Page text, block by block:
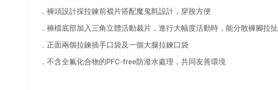
．褲頭設計採拉鍊前襠片搭配魔鬼氈設計，穿脫方便
．褲檔底部加入三角立體活動裁片，進行大幅度活動時，能分散褲腳拉
．正面兩個拉鍊插手口袋及一個大腿拉鍊口袋
．不含全氟化合物的PFC-free防潑水處理，共同友善環境